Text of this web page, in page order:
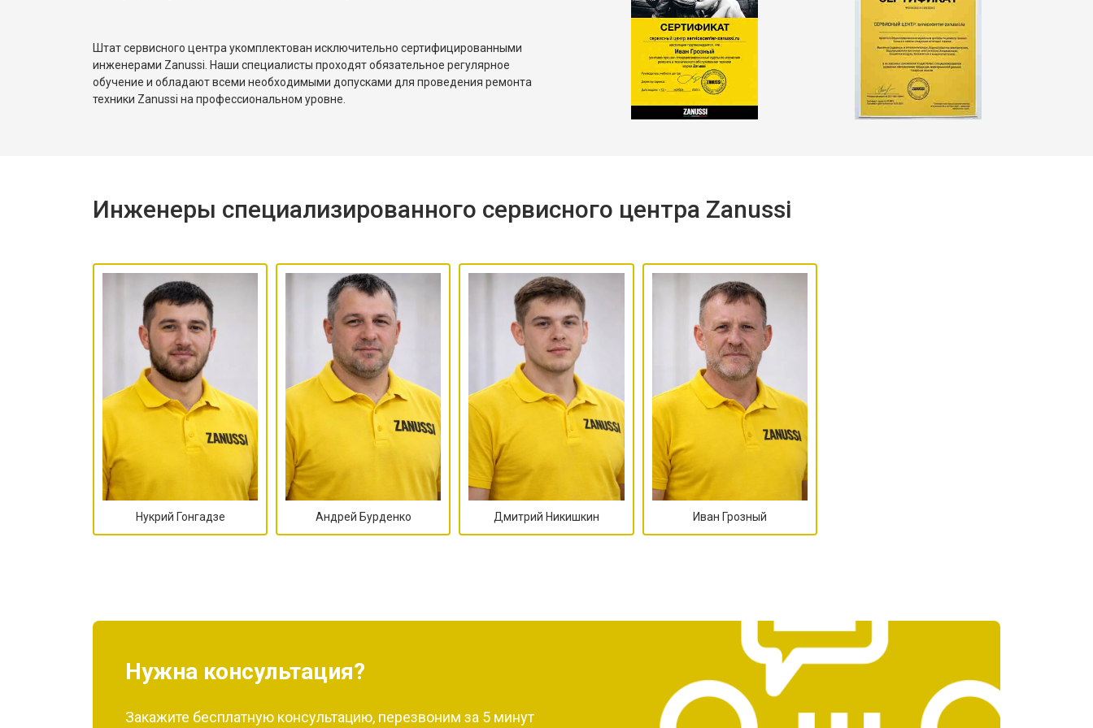
разбалансировка.
всё функционирует как нужно.
Штат сервисного центра укомплектован исключительно сертифицированными
инженерами Zanussi. Наши специалисты проходят обязательное регулярное
обучение и обладают всеми необходимыми допусками для проведения ремонта
техники Zanussi на профессиональном уровне.
Инженеры специализированного сервисного центра Zanussi
Нукрий Гонгадзе Андрей Бурденко Дмитрий Никишкин Иван Грозный
Нужна консультация?
Закажите бесплатную консультацию, перезвоним за 5 минут